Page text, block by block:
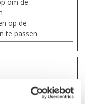
om de
op de
te passen.
te volgen
Hun doel is